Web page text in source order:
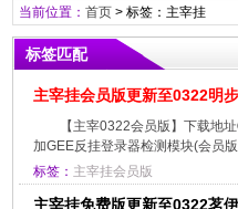
当前位置： 首页> 标签：主宰挂
标签匹配
主宰挂会员版更新至0322明
【主宰0322会员版】下载地
加GEE反挂登录器检测模块(会员
标签： 主宰挂会员版
主宰挂免费版更新至0322茗